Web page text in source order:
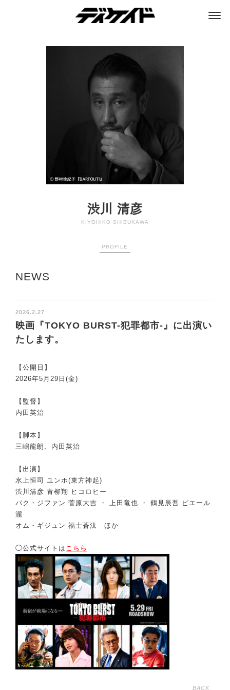
渋川 清彦
KIYOHIKO SHIBUKAWA
PROFILE
NEWS
2026.2.27
映画『TOKYO BURST-犯罪都市-』に出演い
たします。
【公開日】
2026年5月29日(金)
【監督】
内田英治
【脚本】
三嶋龍朗、内田英治
【出演】
水上恒司 ユンホ(東方神起)
渋川清彦 ⻘柳翔 ヒコロヒー
パク・ジファン 菅原大吉 ・ 上田⻯也 ・ 鶴見辰吾 ピエール
瀧
オム・ギジュン 福士蒼汰 ほか
◯公式サイトは こちら
BACK